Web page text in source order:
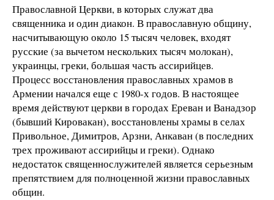
Православной Церкви, в которых служат два
священника и один диакон. В православную общину,
насчитывающую около 15 тысяч человек, входят
русские (за вычетом нескольких тысяч молокан),
украинцы, греки, большая часть ассирийцев.
Процесс восстановления православных храмов в
Армении начался еще с 1980-х годов. В настоящее
время действуют церкви в городах Ереван и Ванадзор
(бывший Кировакан), восстановлены храмы в селах
Привольное, Димитров, Арзни, Анкаван (в последних
трех проживают ассирийцы и греки). Однако
недостаток священнослужителей является серьезным
препятствием для полноценной жизни православных
общин.